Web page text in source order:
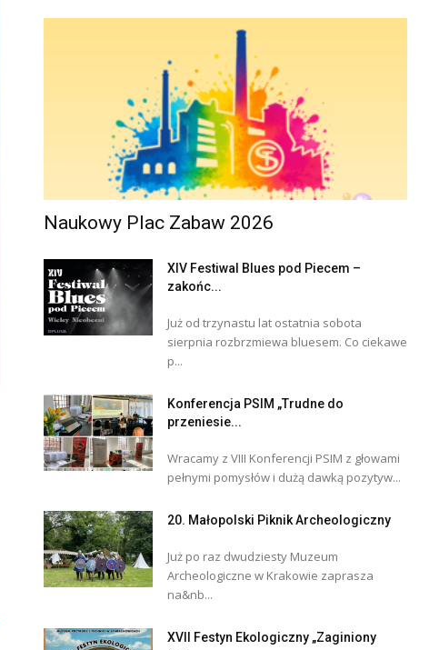
Naukowy Plac Zabaw 2026
XIV Festiwal Blues pod Piecem –
zakońc...
Już od trzynastu lat ostatnia sobota
sierpnia rozbrzmiewa bluesem. Co ciekawe
p...
Konferencja PSIM „Trudne do
przeniesie...
Wracamy z VIII Konferencji PSIM z głowami
pełnymi pomysłów i dużą dawką pozytyw...
20. Małopolski Piknik Archeologiczny
Już po raz dwudziesty Muzeum
Archeologiczne w Krakowie zaprasza
na&nb...
XVII Festyn Ekologiczny „Zaginiony